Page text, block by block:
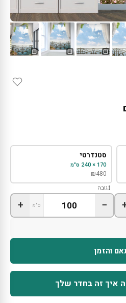
סטנדרטי
170 × 240 ס"מ
₪480
גובה
− ס"מ +
והזמן
איך זה בחדר שלך